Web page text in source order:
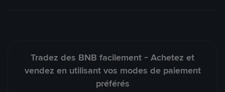
Tradez des BNB facilement - Achetez et
vendez en utilisant vos modes de paiement
préférés